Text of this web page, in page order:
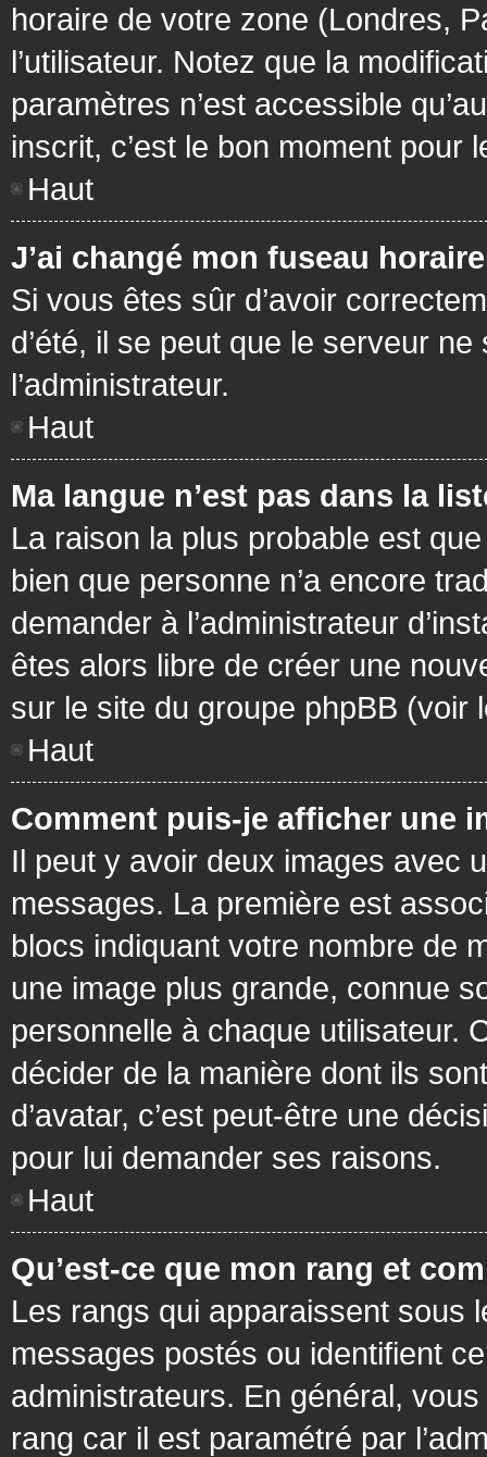
horaire de votre zone (Londres,
l’utilisateur. Notez que la
paramètres n’est accessible
inscrit, c’est le bon moment pour
Haut
J’ai changé mon fuseau
Si vous êtes sûr d’avoir
d’été, il se peut que le serveur
l’administrateur.
Haut
Ma langue n’est pas dans la
La raison la plus probable est
bien que personne n’a encore
demander à l’administrateur
êtes alors libre de créer une
sur le site du groupe phpBB (voir
Haut
Comment puis-je afficher une
Il peut y avoir deux images avec
messages. La première est
blocs indiquant votre nombre de
une image plus grande, connue
personnelle à chaque utilisateur.
décider de la manière dont ils
d’avatar, c’est peut-être une
pour lui demander ses raisons.
Haut
Qu’est-ce que mon rang et
Les rangs qui apparaissent sous
messages postés ou identifient
administrateurs. En général,
rang car il est paramétré par